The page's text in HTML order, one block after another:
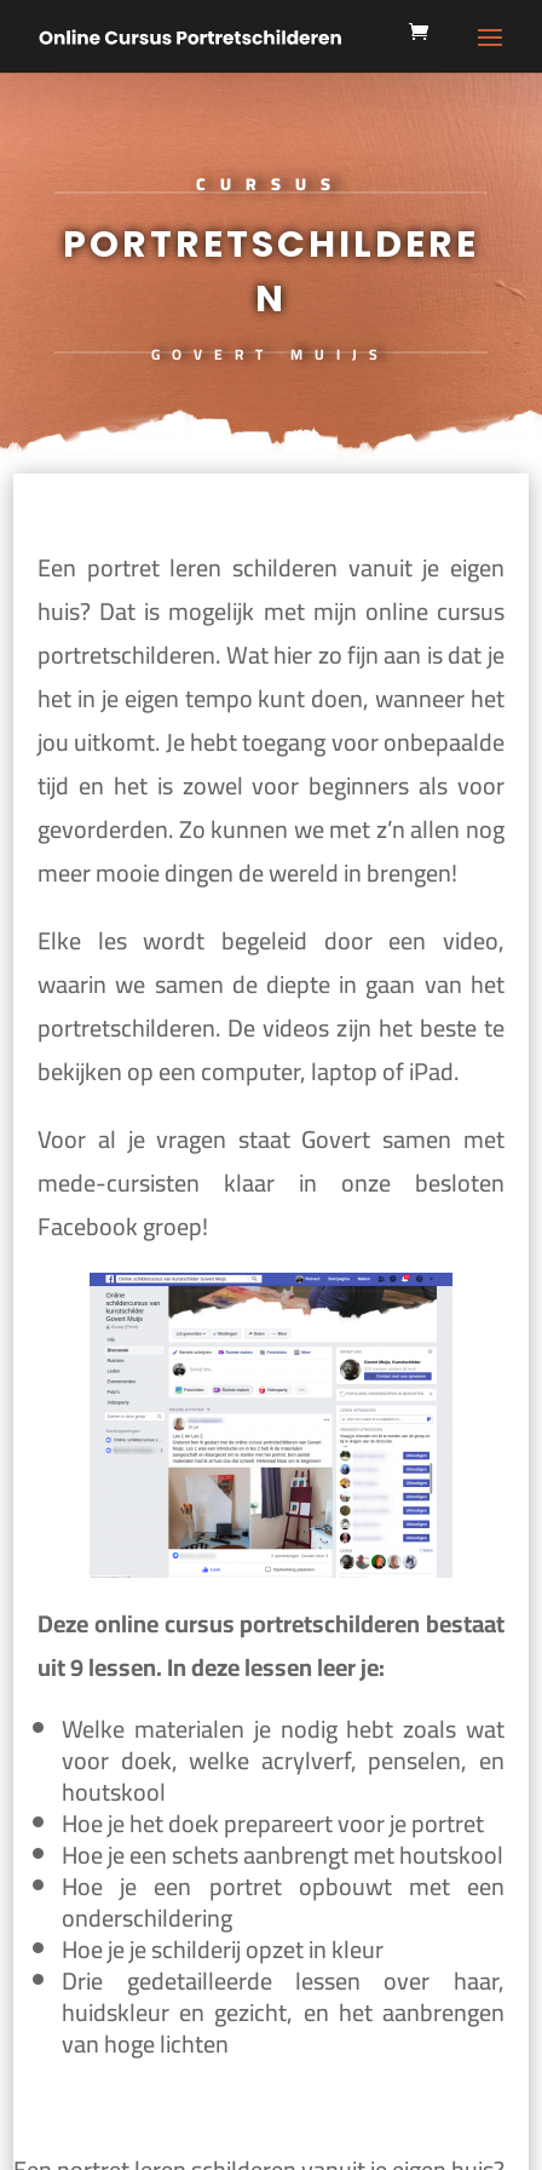
CURSUS
PORTRETSCHILDERE
N
GOVERT MUIJS
Een portret leren schilderen vanuit je eigen
huis? Dat is mogelijk met mijn online cursus
portretschilderen. Wat hier zo fijn aan is dat je
het in je eigen tempo kunt doen, wanneer het
jou uitkomt. Je hebt toegang voor onbepaalde
tijd en het is zowel voor beginners als voor
gevorderden. Zo kunnen we met z’n allen nog
meer mooie dingen de wereld in brengen!
Elke les wordt begeleid door een video,
waarin we samen de diepte in gaan van het
portretschilderen. De videos zijn het beste te
bekijken op een computer, laptop of iPad.
Voor al je vragen staat Govert samen met
mede-cursisten klaar in onze besloten
Facebook groep!
Deze online cursus portretschilderen bestaat
uit 9 lessen. In deze lessen leer je:
Welke materialen je nodig hebt zoals wat
voor doek, welke acrylverf, penselen, en
houtskool
Hoe je het doek prepareert voor je portret
Hoe je een schets aanbrengt met houtskool
Hoe je een portret opbouwt met een
onderschildering
Hoe je je schilderij opzet in kleur
Drie gedetailleerde lessen over haar,
huidskleur en gezicht, en het aanbrengen
van hoge lichten